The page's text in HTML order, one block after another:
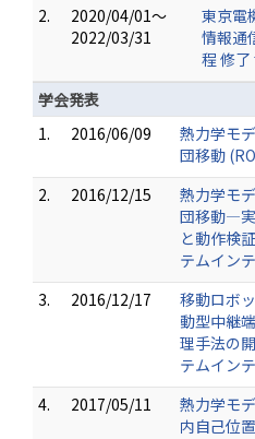
2.
2020/04/01～
2022/03/31
東京電
情報通
程 修
学会発表
1.
2016/06/09
熱力学モ
団移動
2.
2016/12/15
熱力学モ
団移動―
と動作検
テムイン
3.
2016/12/17
移動ロボ
動型中継
理手法の
テムイン
4.
2017/05/11
熱力学モ
内自己位